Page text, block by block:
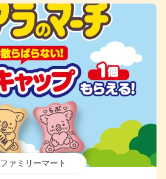
ファミリーマート